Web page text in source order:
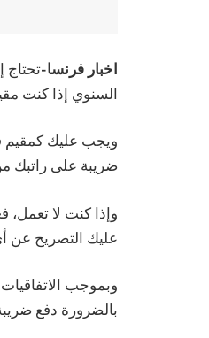
اخبار فرنسا-تحتاج
السنوي إذا كنت
ويجب عليك كمقيم
ضريبة على راتبك
وإذا كنت لا
عليك التصريح عن
وبموجب
بالضرورة دفع